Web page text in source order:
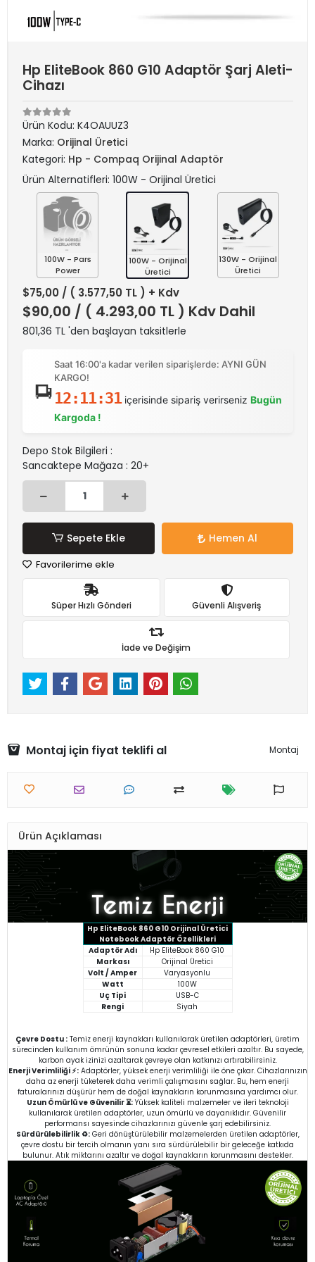
Hp EliteBook 860 G10 Adaptör Şarj Aleti-
Cihazı
Ürün Kodu: K4OAUUZ3
Marka: Orijinal Üretici
Kategori: Hp - Compaq Orijinal Adaptör
Ürün Alternatifleri: 100W - Orijinal Üretici
100W - Pars
Power
100W - Orijinal
Üretici
130W - Orijinal
Üretici
$75,00 / ( 3.577,50 TL ) + Kdv
$90,00 / ( 4.293,00 TL ) Kdv Dahil
801,36 TL 'den başlayan taksitlerle
Saat 16:00'a kadar verilen siparişlerde: AYNI GÜN
KARGO!
12:11:31içerisinde sipariş verirseniz Bugün
Kargoda !
Depo Stok Bilgileri :
Sancaktepe Mağaza : 20+
Sepete Ekle Hemen Al
Favorilerime ekle
Süper Hızlı Gönderi Güvenli Alışveriş
İade ve Değişim
Montaj için fiyat teklifi al Montaj
Ürün Açıklaması
Hp EliteBook 860 G10 Orijinal Üretici
Notebook Adaptör Özellikleri
Adaptör Adı
Hp EliteBook 860 G10
Markası
Orijinal Üretici
Volt / Amper
Varyasyonlu
Watt
100W
Uç Tipi
USB-C
Rengi
Siyah
Çevre Dostu : Temiz enerji kaynakları kullanılarak üretilen adaptörleri, üretim
sürecinden kullanım ömrünün sonuna kadar çevresel etkileri azaltır. Bu sayede,
karbon ayak izinizi azaltarak çevreye olan katkınızı artırabilirsiniz.
Enerji Verimliliği ⚡:Adaptörler, yüksek enerji verimliliği ile öne çıkar. Cihazlarınızın
daha az enerji tüketerek daha verimli çalışmasını sağlar. Bu, hem enerji
faturalarınızı düşürür hem de doğal kaynakların korunmasına yardımcı olur.
Uzun Ömürlü ve Güvenilir ⏳:Yüksek kaliteli malzemeler ve ileri teknoloji
kullanılarak üretilen adaptörler, uzun ömürlü ve dayanıklıdır. Güvenilir
performansı sayesinde cihazlarınızı güvenle şarj edebilirsiniz.
Sürdürülebilirlik ♻️:Geri dönüştürülebilir malzemelerden üretilen adaptörler,
çevre dostu bir tercih olmanın yanı sıra sürdürülebilir bir geleceğe katkıda
bulunur. Atık miktarını azaltır ve doğal kaynakların korunmasını destekler.